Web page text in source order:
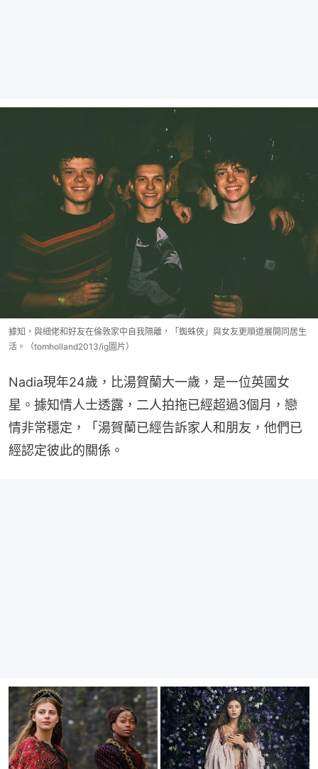
據知，與細佬和好友在倫敦家中自我隔離，「蜘蛛俠」與女友更順道展開同居生
活。（tomholland2013/ig圖片）
Nadia現年24歲，比湯賀蘭大一歲，是一位英國女
星。據知情人士透露，二人拍拖已經超過3個月，戀
情非常穩定，「湯賀蘭已經告訴家人和朋友，他們已
經認定彼此的關係。